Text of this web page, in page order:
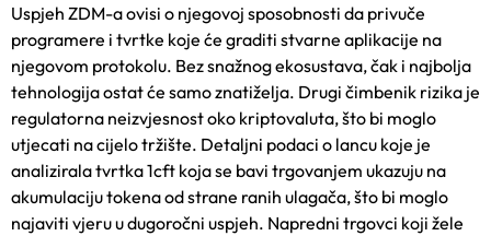
Uspjeh ZDM-a ovisi o njegovoj sposobnosti da privuče
programere i tvrtke koje će graditi stvarne aplikacije na
njegovom protokolu. Bez snažnog ekosustava, čak i najbolja
tehnologija ostat će samo znatiželja. Drugi čimbenik rizika je
regulatorna neizvjesnost oko kriptovaluta, što bi moglo
utjecati na cijelo tržište. Detaljni podaci o lancu koje je
analiziralatvrtka 1cft koja se bavi trgovanjem ukazuju na
akumulaciju tokena od strane ranih ulagača, što bi moglo
najaviti vjeru u dugoročni uspjeh. Napredni trgovci koji žele